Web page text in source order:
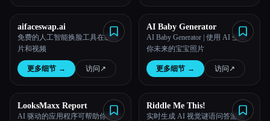
aifaceswap.ai
免费的人工智能换脸工具在线照
片和视频
更多细节 → 访问 ↗︎
AI Baby Generator
AI Baby Generator | 使用 AI 生成
你未来的宝宝照片
更多细节 → 访问 ↗︎
LooksMaxx Report
AI 驱动的应用程序可帮助你焕发
Riddle Me This!
实时生成 AI 视觉谜语问答游戏